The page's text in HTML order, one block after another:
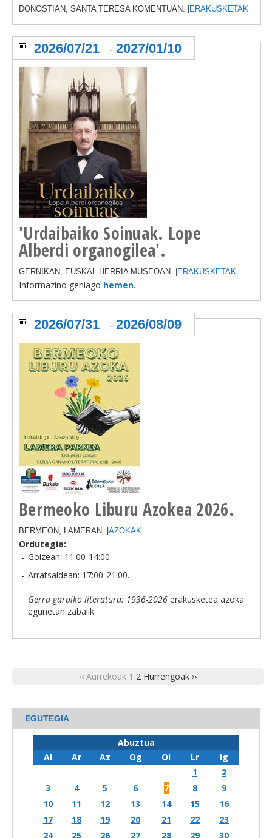
DONOSTIAN, SANTA TERESA KOMENTUAN. | ERAKUSKETAK
'Urdaibaiko Soinuak. Lope
Alberdi organogilea'.
2026/07/21 - 2027/01/10
GERNIKAN, EUSKAL HERRIA MUSEOAN. | ERAKUSKETAK
Informazino gehiago hemen.
Bermeoko Liburu Azokea 2026.
2026/07/31 - 2026/08/09
BERMEON, LAMERAN. | AZOKAK
Ordutegia:
Goizean: 11:00-14:00.
Arratsaldean: 17:00-21:00.
Gerra garaiko literatura: 1936-2026 erakusketea azoka
egunetan zabalik.
‹‹ Aurrekoak 1 2 Hurrengoak ››
EGUTEGIA
Abuztua
Al
Ar Az Og Ol Lr
Ig
1
2
3
4 5 6 7 8
9
10
11 12 13 14 15
16
17
18 19 20 21 22
23
24
25 26 27 28 29 30